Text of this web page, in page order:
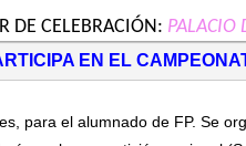
DE CELEBRACIÓN: PALACIO
EN EL
para el alumnado de FP. Se